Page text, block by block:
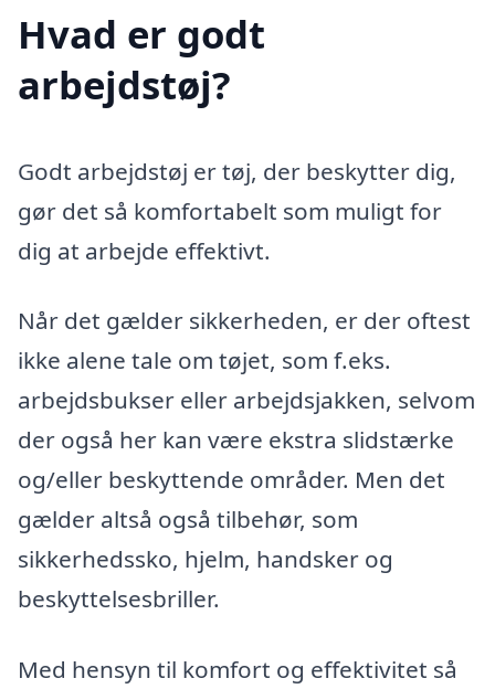
Hvad er godt
arbejdstøj?
Godt arbejdstøj er tøj, der beskytter dig,
gør det så komfortabelt som muligt for
dig at arbejde effektivt.
Når det gælder sikkerheden, er der oftest
ikke alene tale om tøjet, som f.eks.
arbejdsbukser eller arbejdsjakken, selvom
der også her kan være ekstra slidstærke
og/eller beskyttende områder. Men det
gælder altså også tilbehør, som
sikkerhedssko, hjelm, handsker og
beskyttelsesbriller.
Med hensyn til komfort og effektivitet så